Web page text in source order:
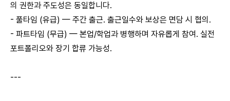
의 권한과 주도성은 동일합니다.
- 풀타임 (유급) — 주간 출근. 출근일수와 보상은 면담 시 협의.
- 파트타임 (무급) — 본업/학업과 병행하며 자유롭게 참여. 실전
포트폴리오와 장기 합류 가능성.
---